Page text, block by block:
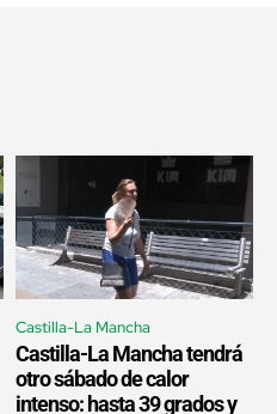
Castilla-La Mancha
Castilla-La Mancha tendrá
otro sábado de calor
intenso: hasta 39 grados y